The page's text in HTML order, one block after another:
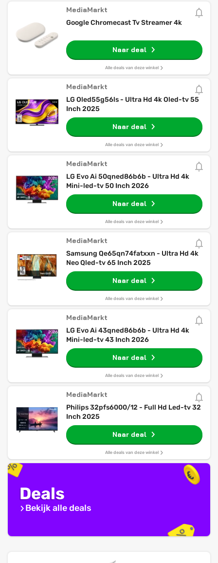
MediaMarkt
Google Chromecast Tv Streamer 4k
Naar deal
Alle deals van deze winkel
MediaMarkt
LG Oled55g56ls - Ultra Hd 4k Oled-tv 55
Inch 2025
Naar deal
Alle deals van deze winkel
MediaMarkt
LG Evo Ai 50qned86b6b - Ultra Hd 4k
Mini-led-tv 50 Inch 2026
Naar deal
Alle deals van deze winkel
MediaMarkt
Samsung Qe65qn74fatxxn - Ultra Hd 4k
Neo Qled-tv 65 Inch 2025
Naar deal
Alle deals van deze winkel
MediaMarkt
LG Evo Ai 43qned86b6b - Ultra Hd 4k
Mini-led-tv 43 Inch 2026
Naar deal
Alle deals van deze winkel
MediaMarkt
Philips 32pfs6000/12 - Full Hd Led-tv 32
Inch 2025
Naar deal
Alle deals van deze winkel
Deals
Bekijk alle deals